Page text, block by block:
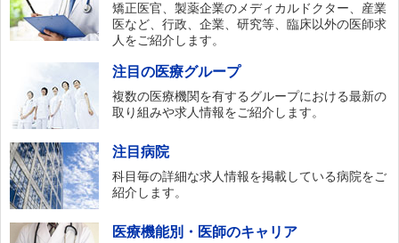
矯正医官、製薬企業のメディカルドクター、産業
医など、行政、企業、研究等、臨床以外の医師求
人をご紹介します。
注目の医療グループ
複数の医療機関を有するグループにおける最新の
取り組みや求人情報をご紹介します。
注目病院
科目毎の詳細な求人情報を掲載している病院をご
紹介します。
医療機能別・医師のキャリア